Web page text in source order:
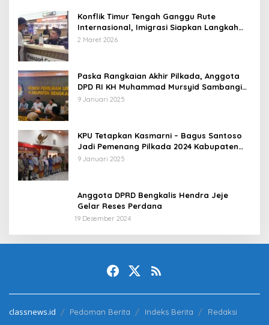
Konflik Timur Tengah Ganggu Rute
Internasional, Imigrasi Siapkan Langkah
Antisipatif
2 Maret 2026
Paska Rangkaian Akhir Pilkada, Anggota
DPD RI KH Muhammad Mursyid Sambangi
KPU Bengkalis
9 Januari 2025
KPU Tetapkan Kasmarni – Bagus Santoso
Jadi Pemenang Pilkada 2024 Kabupaten
Bengkalis
9 Januari 2025
Anggota DPRD Bengkalis Hendra Jeje
Gelar Reses Perdana
19 Desember 2024
classnews.id Pedoman Berita Indeks Berita Redaksi